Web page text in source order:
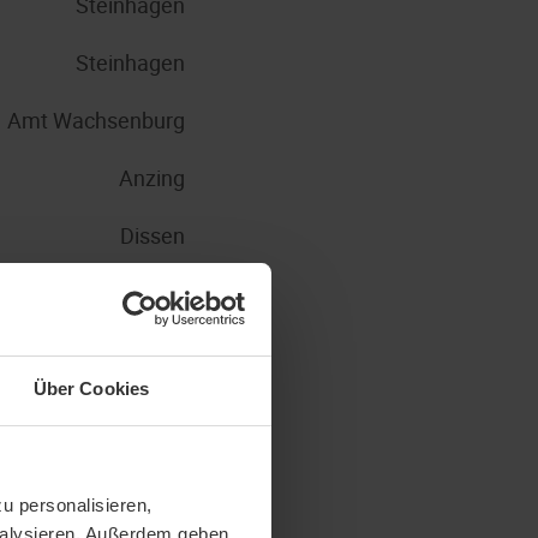
Über Cookies
personalisieren,
Außerdem geben
Steinhagen
Amt Wachsenburg
Anzing
Dissen
Nohfelden
Steinhagen
Steinhagen